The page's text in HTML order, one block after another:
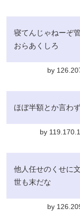
寝てんじゃねーぞ
おらあくしろ
by
ほぼ半額とか言わ
by
他人任せのくせに
世も末だな
by